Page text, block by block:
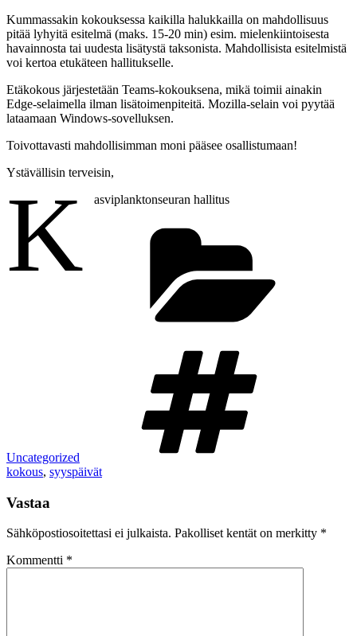
Kummassakin kokouksessa kaikilla halukkailla on mahdollisuus
pitää lyhyitä esitelmä (maks. 15-20 min) esim. mielenkiintoisesta
havainnosta tai uudesta lisätystä taksonista. Mahdollisista esitelmistä
voi kertoa etukäteen hallitukselle.
Etäkokous järjestetään Teams-kokouksena, mikä toimii ainakin
Edge-selaimella ilman lisätoimenpiteitä. Mozilla-selain voi pyytää
lataamaan Windows-sovelluksen.
Toivottavasti mahdollisimman moni pääsee osallistumaan!
Ystävällisin terveisin,
K
asviplanktonseuran hallitus
Uncategorized
kokous, syyspäivät
Vastaa
Sähköpostiosoitettasi ei julkaista. Pakolliset kentät on merkitty *
Kommentti *